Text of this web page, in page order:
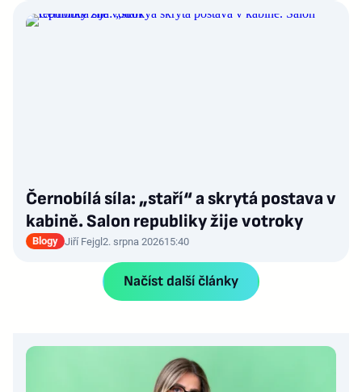
Černobílá síla: „staří“ a skrytá postava v
kabině. Salon republiky žije votroky
Blogy Jiří Fejgl2. srpna 202615:40
Načíst další články